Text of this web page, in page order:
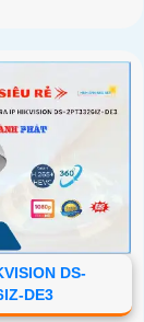
DS-
DE3